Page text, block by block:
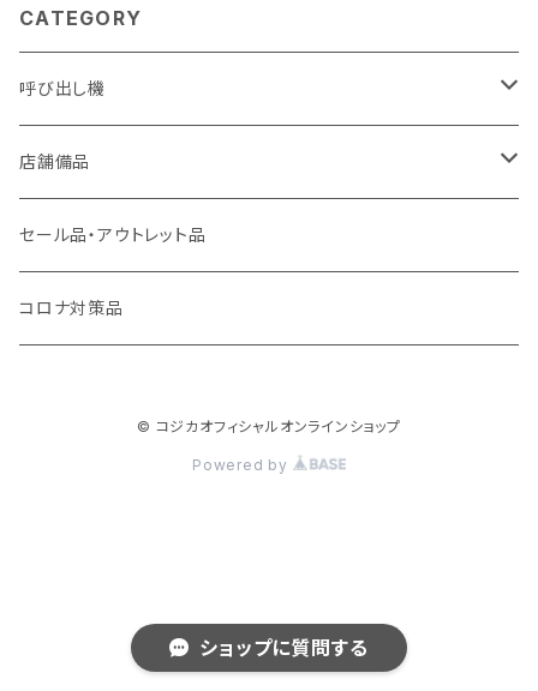
ショップに質問する
CATEGORY
呼び出し機
アーバンコール20
シーザーコール＆レイガンコール
コールギア
店舗備品
傘袋装着機 無滴くん
フレッシュパッカー
セール品・アウトレット品
コロナ対策品
© コジカオフィシャルオンラインショップ
Powered by